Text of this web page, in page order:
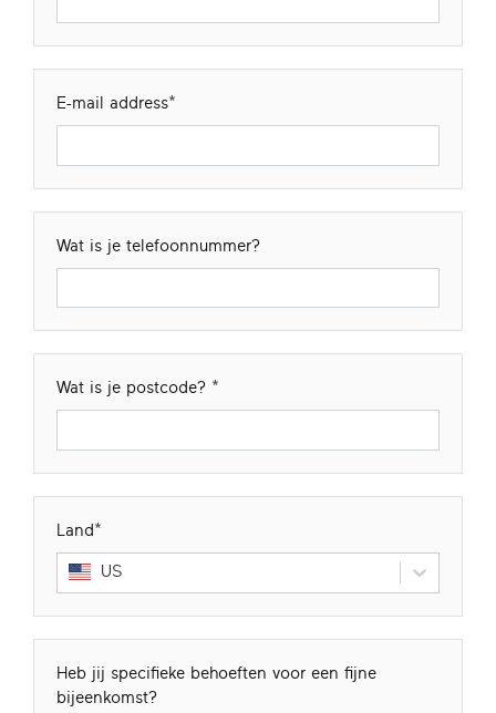
E-mail address
Wat is je telefoonnummer?
Wat is je postcode?
Land
US
Heb jij specifieke behoeften voor een fijne
bijeenkomst?